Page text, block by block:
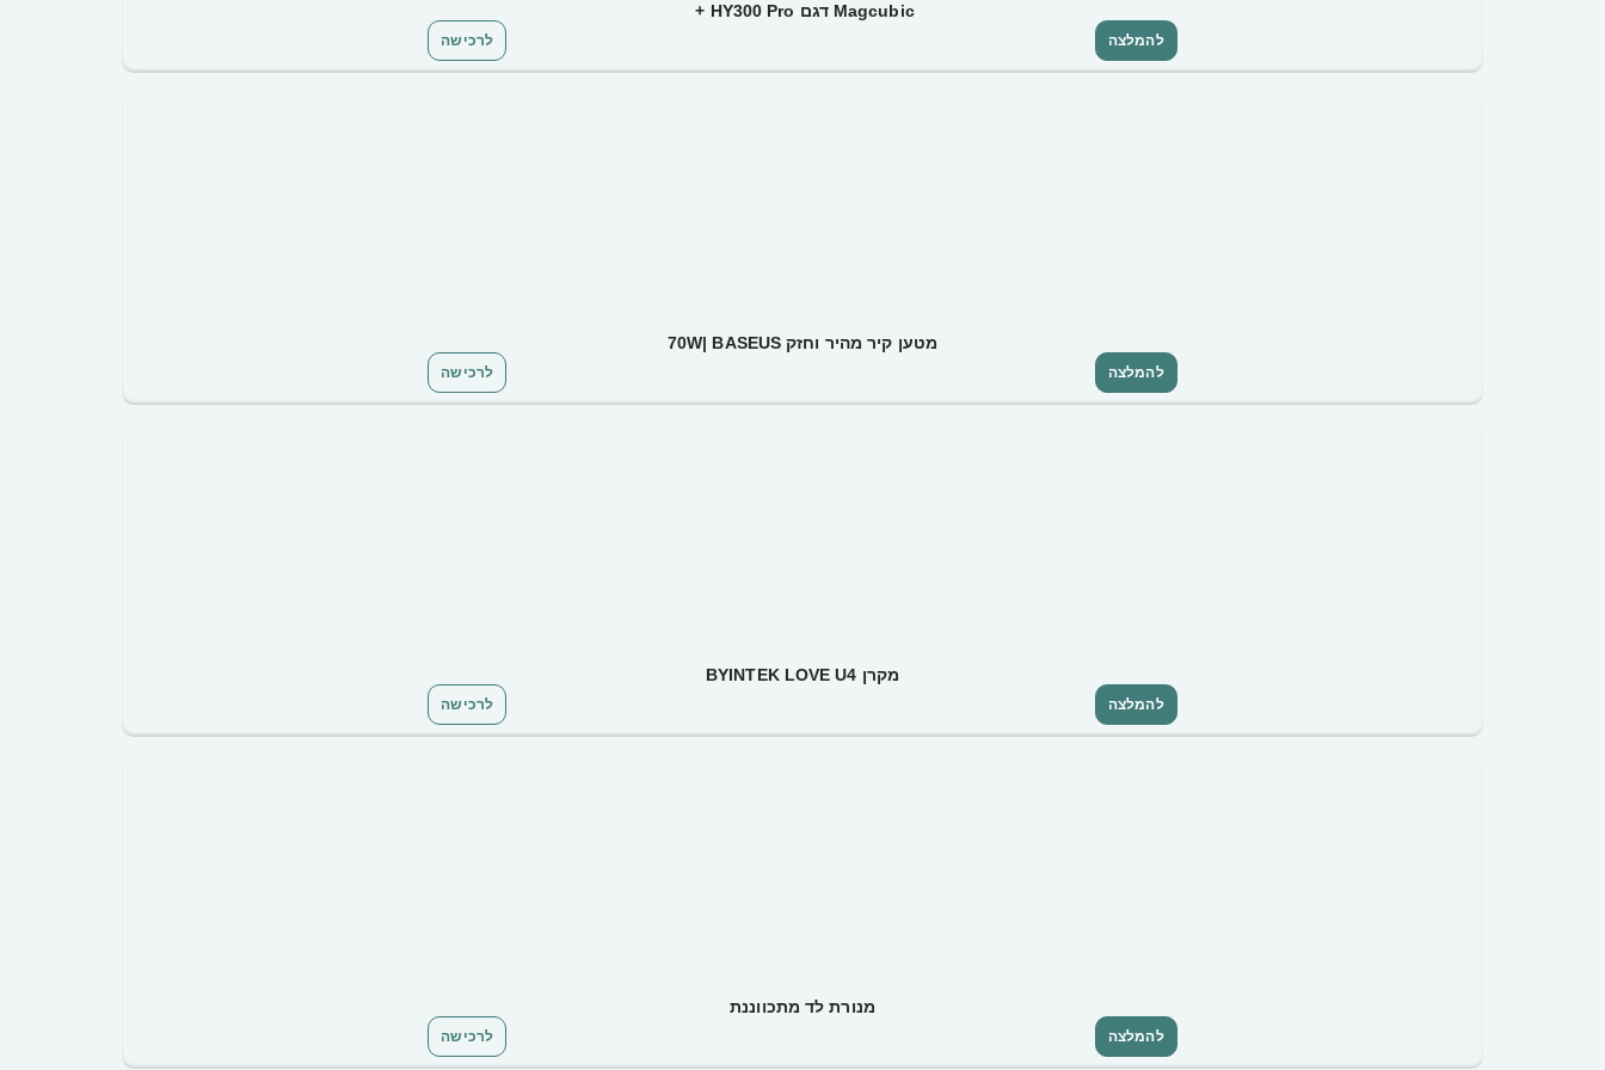
Magcubic דגם HY300 Pro +
להמלצה לרכישה
מטען קיר מהיר וחזק 70W| BASEUS
להמלצה לרכישה
מקרן BYINTEK LOVE U4
להמלצה לרכישה
מנורת לד מתכווננת
להמלצה לרכישה